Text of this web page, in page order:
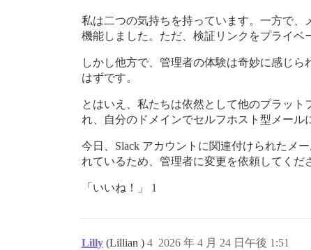
私は二つの気持ちを持っています。一方で
機能しました。ただ、検証リンクをプライベ
しかし他方で、管理者の体験は奇妙に感じ
はずです。
とはいえ、私たちは依然として他のプラット
れ、自分のドメインでセルフホスト型メール
今日、Slack アカウントに関連付けられたメ
れているため、管理者に変更を依頼してくだ
「いいね！」 1
Lilly (Lillian ) 2026 年 4 月 24 日午後 1:51
4